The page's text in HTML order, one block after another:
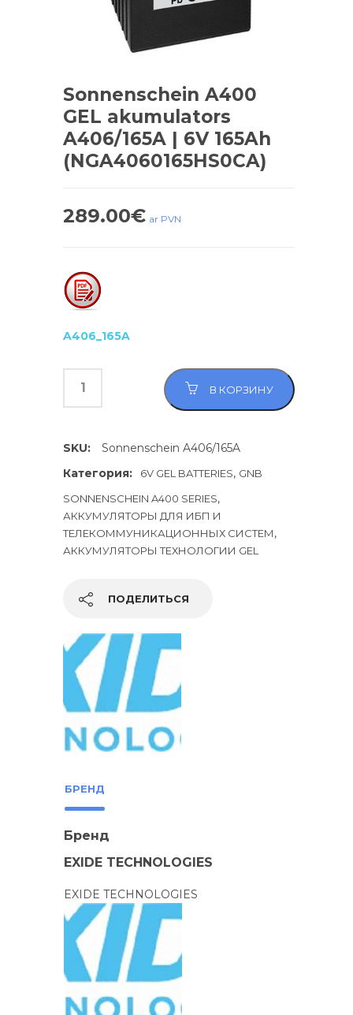
Sonnenschein A400
GEL akumulators
A406/165A | 6V 165Ah
(NGA4060165HS0CA)
289.00€ ar PVN
A406_165A
В КОРЗИНУ
SKU:
Sonnenschein A406/165A
Категория:
6V GEL BATTERIES, GNB
SONNENSCHEIN A400 SERIES,
АККУМУЛЯТОРЫ ДЛЯ ИБП И
ТЕЛЕКОММУНИКАЦИОННЫХ СИСТЕМ,
АККУМУЛЯТОРЫ ТЕХНОЛОГИИ GEL
ПОДЕЛИТЬСЯ
БРЕНД
Бренд
EXIDE TECHNOLOGIES
EXIDE TECHNOLOGIES